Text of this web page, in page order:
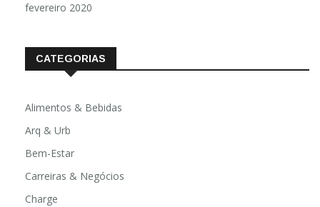
fevereiro 2020
CATEGORIAS
Alimentos & Bebidas
Arq & Urb
Bem-Estar
Carreiras & Negócios
Charge